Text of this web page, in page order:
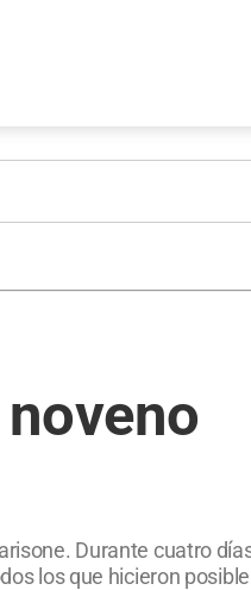
Durante cuatro
los que hicieron